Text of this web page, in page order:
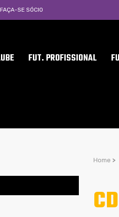
FAÇA-SE SÓCIO
FUT. PROFISSIONAL
Home >